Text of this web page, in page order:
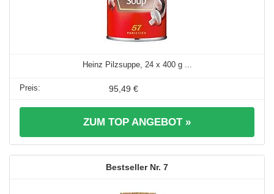
Heinz Pilzsuppe, 24 x 400 g ...
95,49 €
ZUM TOP ANGEBOT »
7